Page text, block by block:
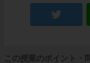
この授業のポイント・